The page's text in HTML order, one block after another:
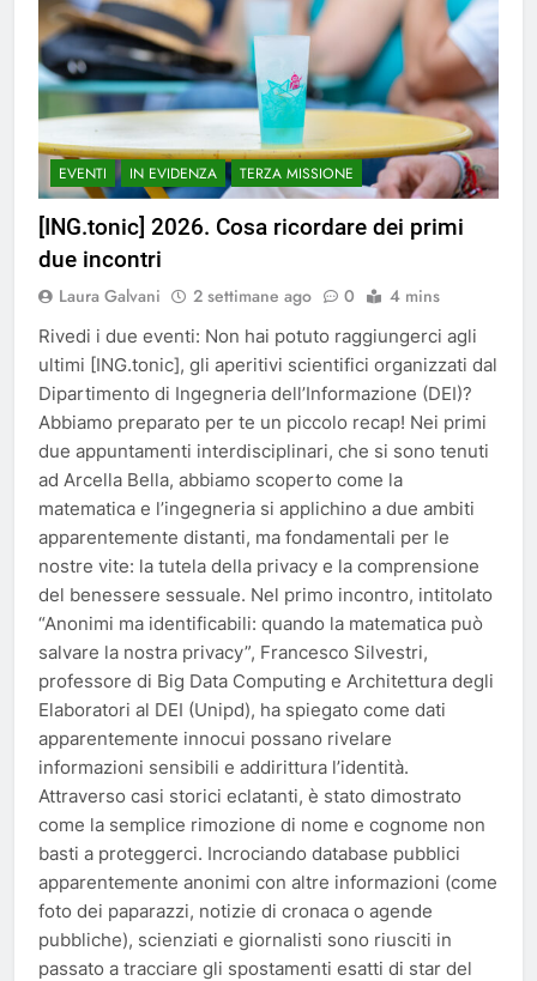
EVENTI IN EVIDENZA TERZA MISSIONE
[ING.tonic] 2026. Cosa ricordare dei primi
due incontri
Laura Galvani 2 settimane ago 0 4 mins
Rivedi i due eventi: Non hai potuto raggiungerci agli
ultimi [ING.tonic], gli aperitivi scientifici organizzati dal
Dipartimento di Ingegneria dell’Informazione (DEI)?
Abbiamo preparato per te un piccolo recap! Nei primi
due appuntamenti interdisciplinari, che si sono tenuti
ad Arcella Bella, abbiamo scoperto come la
matematica e l’ingegneria si applichino a due ambiti
apparentemente distanti, ma fondamentali per le
nostre vite: la tutela della privacy e la comprensione
del benessere sessuale. Nel primo incontro, intitolato
“Anonimi ma identificabili: quando la matematica può
salvare la nostra privacy”, Francesco Silvestri,
professore di Big Data Computing e Architettura degli
Elaboratori al DEI (Unipd), ha spiegato come dati
apparentemente innocui possano rivelare
informazioni sensibili e addirittura l’identità.
Attraverso casi storici eclatanti, è stato dimostrato
come la semplice rimozione di nome e cognome non
basti a proteggerci. Incrociando database pubblici
apparentemente anonimi con altre informazioni (come
foto dei paparazzi, notizie di cronaca o agende
pubbliche), scienziati e giornalisti sono riusciti in
passato a tracciare gli spostamenti esatti di star del